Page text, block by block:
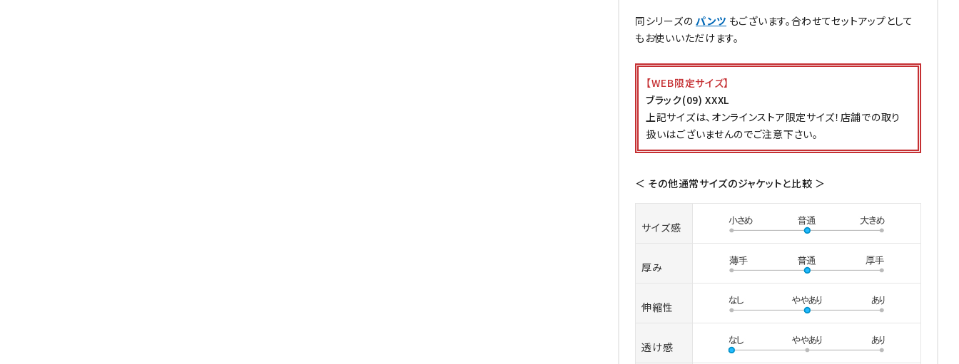
同シリーズの パンツ もございます。合わせてセットアップとして
もお使いいただけます。
【WEB限定サイズ】
ブラック(09) XXXL
上記サイズは、オンラインストア限定サイズ！店舗での取り
扱いはございませんのでご注意下さい。
＜ その他通常サイズのジャケットと比較 ＞
サイズ感
厚み
伸縮性
透け感